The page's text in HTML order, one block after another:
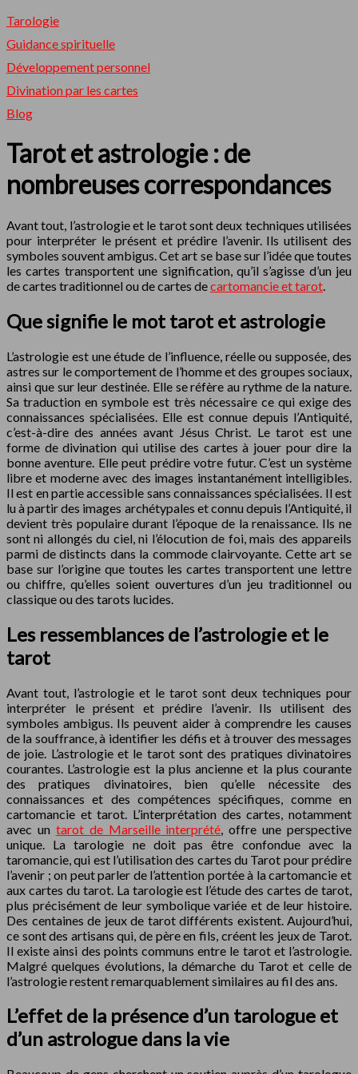
Tarologie
Guidance spirituelle
Développement personnel
Divination par les cartes
Blog
Tarot et astrologie : de
nombreuses correspondances
Avant tout, l’astrologie et le tarot sont deux techniques utilisées
pour interpréter le présent et prédire l’avenir. Ils utilisent des
symboles souvent ambigus. Cet art se base sur l’idée que toutes
les cartes transportent une signification, qu’il s’agisse d’un jeu
de cartes traditionnel ou de cartes decartomancie et tarot.
Que signifie le mot tarot et astrologie
L’astrologie est une étude de l’influence, réelle ou supposée, des
astres sur le comportement de l’homme et des groupes sociaux,
ainsi que sur leur destinée. Elle se réfère au rythme de la nature.
Sa traduction en symbole est très nécessaire ce qui exige des
connaissances spécialisées. Elle est connue depuis l’Antiquité,
c’est-à-dire des années avant Jésus Christ. Le tarot est une
forme de divination qui utilise des cartes à jouer pour dire la
bonne aventure. Elle peut prédire votre futur. C’est un système
libre et moderne avec des images instantanément intelligibles.
Il est en partie accessible sans connaissances spécialisées. Il est
lu à partir des images archétypales et connu depuis l’Antiquité, il
devient très populaire durant l’époque de la renaissance. Ils ne
sont ni allongés du ciel, ni l’élocution de foi, mais des appareils
parmi de distincts dans la commode clairvoyante. Cette art se
base sur l’origine que toutes les cartes transportent une lettre
ou chiffre, qu’elles soient ouvertures d’un jeu traditionnel ou
classique ou des tarots lucides.
Les ressemblances de l’astrologie et le
tarot
Avant tout, l’astrologie et le tarot sont deux techniques pour
interpréter le présent et prédire l’avenir. Ils utilisent des
symboles ambigus. Ils peuvent aider à comprendre les causes
de la souffrance, à identifier les défis et à trouver des messages
de joie. L’astrologie et le tarot sont des pratiques divinatoires
courantes. L’astrologie est la plus ancienne et la plus courante
des pratiques divinatoires, bien qu’elle nécessite des
connaissances et des compétences spécifiques, comme en
cartomancie et tarot. L’interprétation des cartes, notamment
avec un tarot de Marseille interprété , offre une perspective
unique. La tarologie ne doit pas être confondue avec la
taromancie, qui est l’utilisation des cartes du Tarot pour prédire
l’avenir ; on peut parler de l’attention portée à la cartomancie et
aux cartes du tarot. La tarologie est l’étude des cartes de tarot,
plus précisément de leur symbolique variée et de leur histoire.
Des centaines de jeux de tarot différents existent. Aujourd’hui,
ce sont des artisans qui, de père en fils, créent les jeux de Tarot.
Il existe ainsi des points communs entre le tarot et l’astrologie.
Malgré quelques évolutions, la démarche du Tarot et celle de
l’astrologie restent remarquablement similaires au fil des ans.
L’effet de la présence d’un tarologue et
d’un astrologue dans la vie